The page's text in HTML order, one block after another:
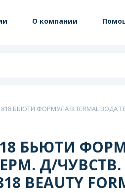
О компании
818 БЬЮТИ ФОРМУЛА B.TERMAL ВОДА
БЬЮТИ
Д/
BEAUTY